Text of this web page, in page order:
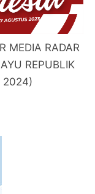
MEDIA RADAR
REPUBLIK
2024)